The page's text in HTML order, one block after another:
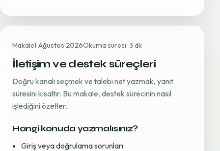
Makale1 Ağustos 2026Okuma süresi: 3 dk
İletişim ve destek süreçleri
Doğru kanalı seçmek ve talebi net yazmak, yanıt
süresini kısaltır. Bu makale, destek sürecinin nasıl
işlediğini özetler.
Hangi konuda yazmalısınız?
Giriş veya doğrulama sorunları